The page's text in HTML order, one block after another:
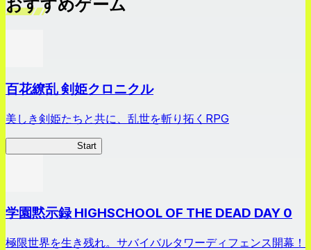
おすすめゲーム
百花繚乱 剣姫クロニクル
美しき剣姫たちと共に、乱世を斬り拓くRPG
Start
学園黙示録 HIGHSCHOOL OF THE DEAD DAY 0
極限世界を生き残れ。サバイバルタワーディフェンス開幕！